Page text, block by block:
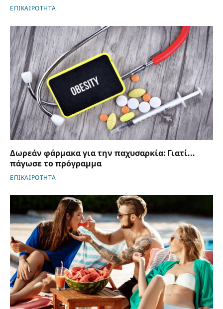
ΕΠΙΚΑΙΡΟΤΗΤΑ
Δωρεάν φάρμακα για την παχυσαρκία: Γιατί…
πάγωσε το πρόγραμμα
ΕΠΙΚΑΙΡΟΤΗΤΑ